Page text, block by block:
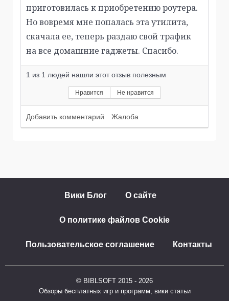
приготовилась к приобретению роутера.
Но вовремя мне попалась эта утилита,
скачала ее, теперь раздаю свой трафик
на все домашние гаджеты. Спасибо.
1 из 1 людей нашли этот отзыв полезным
Нравится Не нравится
Добавить комментарий Жалоба
Вики Блог О сайте
О политике файлов Cookie
Пользовательское соглашение Контакты
© BIBLSOFT 2015 - 2026
Обзоры бесплатных игр и программ, вики статьи